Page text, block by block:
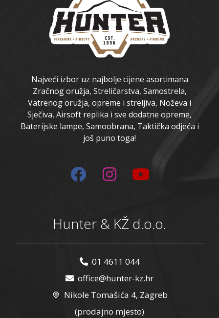
Najveći izbor uz najbolje cijene asortimana
Zračnog oružja, Streličarstva, Samostrela,
Vatrenog oružja, opreme i streljiva, Noževa i
Sječiva, Airsoft replika i sve dodatne opreme,
Baterijske lampe, Samoobrana, Taktička odjeća i
još puno toga!
Hunter & KŽ d.o.o.
01 4611 044
office@hunter-kz.hr
Nikole Tomašića 4, Zagreb
(prodajno mjesto)